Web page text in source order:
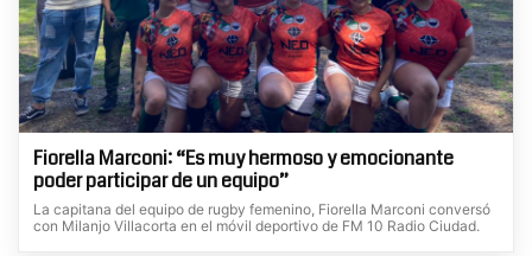
Fiorella Marconi: “Es muy hermoso y emocionante
poder participar de un equipo”
La capitana del equipo de rugby femenino, Fiorella Marconi conversó
con Milanjo Villacorta en el móvil deportivo de FM 10 Radio Ciudad.